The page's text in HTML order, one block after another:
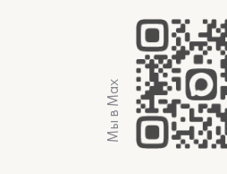
Мы в Max